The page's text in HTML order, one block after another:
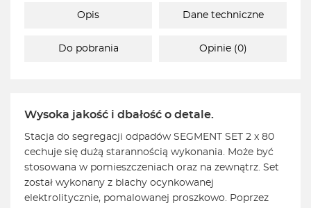
Opis Dane techniczne
Do pobrania Opinie (0)
Wysoka jakość i dbałość o detale.
Stacja do segregacji odpadów SEGMENT SET 2 x 80
cechuje się dużą starannością wykonania. Może być
stosowana w pomieszczeniach oraz na zewnątrz. Set
został wykonany z blachy ocynkowanej
elektrolitycznie, pomalowanej proszkowo. Poprzez